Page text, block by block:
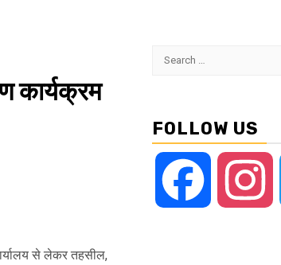
कार्यक्रम
से लेकर तहसील,
Search
FOLLOW US
Facebook